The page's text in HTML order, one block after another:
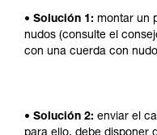
• Solución 1: montar un
nudos (consulte el
con una cuerda con
• Solución 2: enviar el